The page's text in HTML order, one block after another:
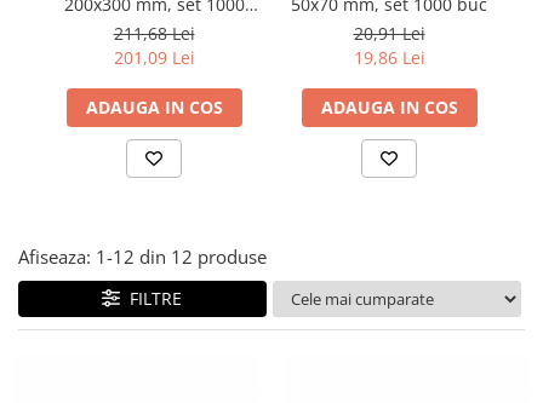
Plicuri de carton
Plicuri cu bule
Plicuri ecommerce
Pungi si sacose
Pungi curierat
Pungi coloane de aer
Tuburi de carton
Separatoare carton si coltare
200x300 mm, set 1000
buc
211,68 Lei
201,09 Lei
ADAUGA IN COS
50x70 mm, set 1000 buc
20,91 Lei
19,86 Lei
ADAUGA IN COS
Afiseaza: 1-12 din 12 produse
FILTRE